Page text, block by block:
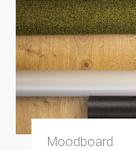
Moodboard